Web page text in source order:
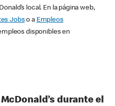
local. En la página web,
Jobso a Empleos
disponibles en
durante el